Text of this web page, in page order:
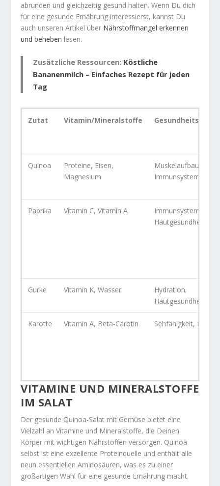
abrunden und gleichzeitig gesund halten. Wenn Du dich
für eine gesunde Ernährung interessierst, kannst Du
auch unseren Artikel über Nährstoffmangel erkennen
und beheben lesen.
Zusätzliche Ressourcen: Köstliche
Bananenmilch – Einfaches Rezept für jeden
Tag
Zutat Vitamin/Mineralstoffe
Quinoa
Proteine, Eisen,
Magnesium
Muskelaufbau,
Immunsystem
Paprika Vitamin C, Vitamin A
Immunsystem,
Hautgesundheit
Gurke Vitamin K, Wasser
Hydration,
Hautgesundheit
Karotte Vitamin A, Beta-Carotin Sehfähigkeit, Haut
VITAMINE UND MINERALSTOFFE
IM SALAT
Der gesunde Quinoa-Salat mit Gemüse bietet eine
Vielzahl anVitamine und Mineralstoffe, die Deinen
Körper mit wichtigen Nährstoffen versorgen. Quinoa
selbst ist eine exzellente Proteinquelle und enthält alle
neun essentiellen Aminosäuren, was es zu einer
großartigen Wahl für eine gesunde Ernährung macht.